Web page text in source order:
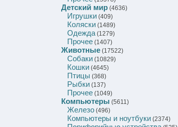
Детский мир (4636)
Игрушки (409)
Коляски (1489)
Одежда(1279)
Прочее (1407)
Животные (17522)
Собаки (10829)
Кошки (4645)
Птицы (368)
Рыбки (137)
Прочее (1049)
Компьютеры (5611)
Железо (496)
Компьютеры и ноутбуки (2374)